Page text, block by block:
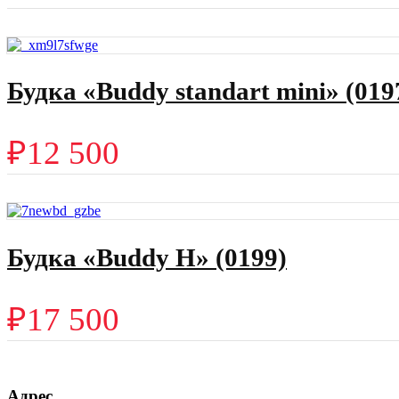
Будка «Buddy standart mini»
₽12 500
Будка «Buddy H» (0199)
₽17 500